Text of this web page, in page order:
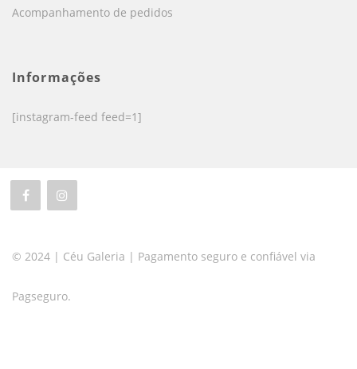
Acompanhamento de pedidos
Informações
[instagram-feed feed=1]
© 2024 | Céu Galeria | Pagamento seguro e confiável via
Pagseguro.